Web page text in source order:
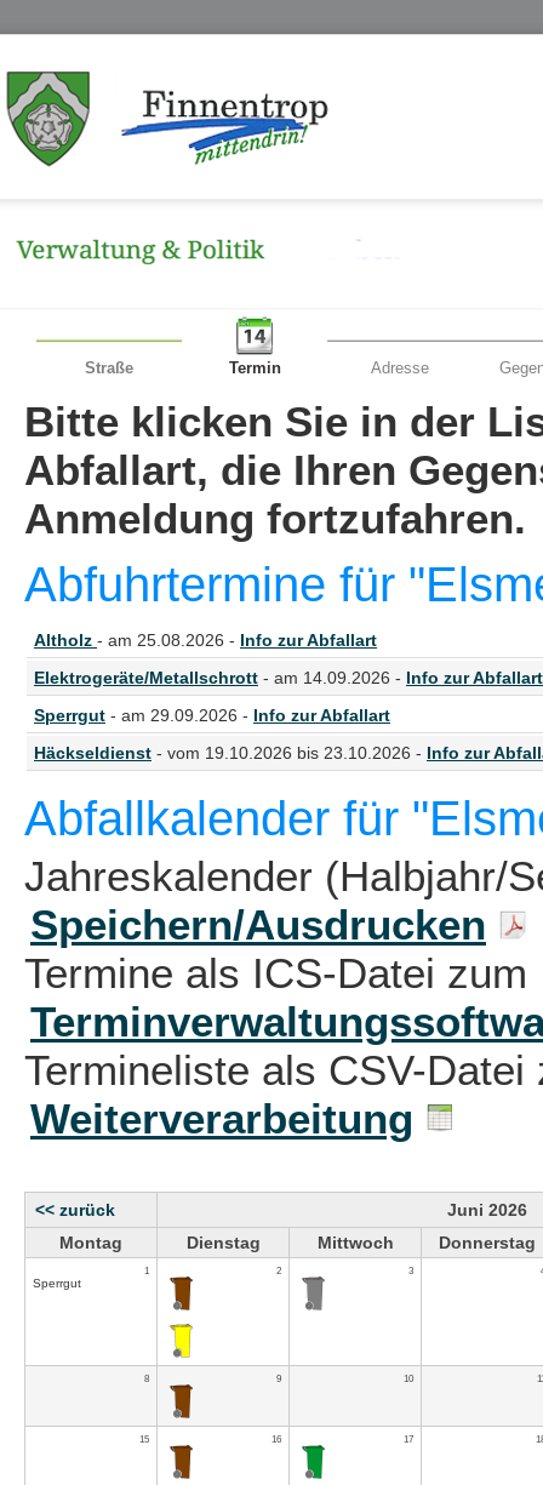
Straße Termin Adresse
Bitte klicken Sie in der
Abfallart, die Ihren
Anmeldung fortzufahren.
Abfuhrtermine für
Altholz - am 25.08.2026 - Info zur Abfallart
Elektrogeräte/Metallschrott - am 14.09.2026 - Info zur Abfallart
Sperrgut - am 29.09.2026 - Info zur Abfallart
Häckseldienst - vom 19.10.2026 bis 23.10.2026 - Info zur
Abfallkalender für
Jahreskalender (Halbjahr/
Speichern/Ausdrucken
Termine als ICS-Datei zum
Termineliste als CSV-
Weiterverarbeitung
<< zurück
Juni 2026
Montag
Dienstag Mittwoch Donnerstag
1
Sperrgut
2 3
8 9 10
15 16 17